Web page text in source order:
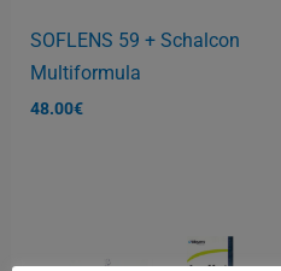
SOFLENS 59 + Schalcon
Multiformula
48.00€